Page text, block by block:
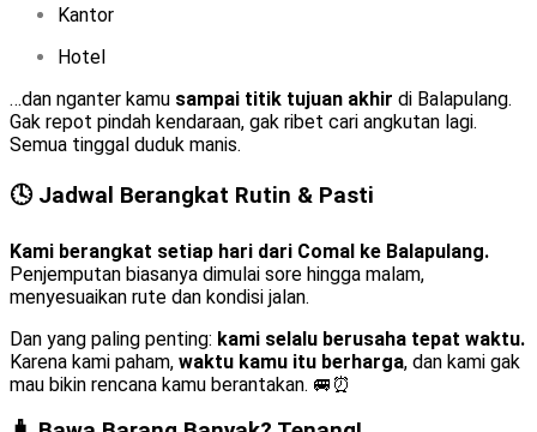
Kantor
Hotel
…dan nganter kamu sampai titik tujuan akhir di Balapulang.
Gak repot pindah kendaraan, gak ribet cari angkutan lagi.
Semua tinggal duduk manis.
🕓 Jadwal Berangkat Rutin & Pasti
Kami berangkat setiap hari dari Comal ke Balapulang.
Penjemputan biasanya dimulai sore hingga malam,
menyesuaikan rute dan kondisi jalan.
Dan yang paling penting: kami selalu berusaha tepat waktu.
Karena kami paham, waktu kamu itu berharga, dan kami gak
mau bikin rencana kamu berantakan. 🚐⏰